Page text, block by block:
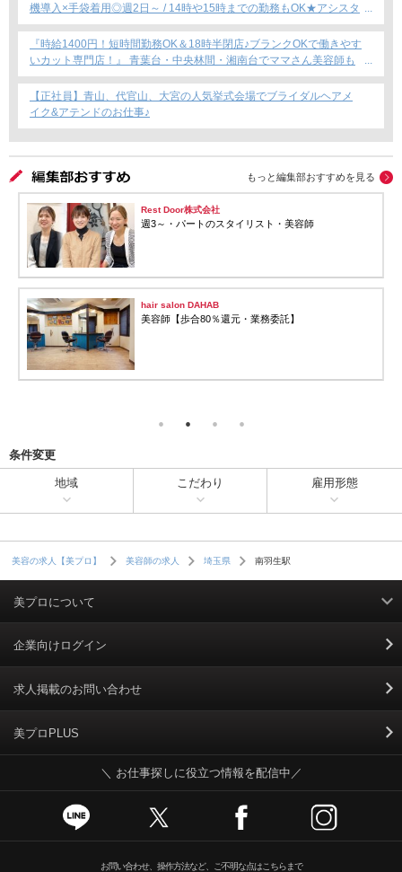
機導入×手袋着用◎週2日～ / 14時や15時までの勤務もOK★アシスタ
ント専任募集★
『時給1400円！短時間勤務OK＆18時半閉店♪ブランクOKで働きやす
いカット専門店！』 青葉台・中央林間・湘南台でママさん美容師も
安心のサロン募集！
【正社員】青山、代官山、大宮の人気挙式会場でブライダルヘアメ
イク&アテンドのお仕事♪
もっと編集部おすすめを見る
Rest Door株式会社
週3～・パートのスタイリスト・美容師
hair salon DAHAB
美容師【歩合80％還元・業務委託】
条件変更
地域 こだわり 雇用形態
美容の求人【美プロ】 美容師の求人 埼玉県 南羽生駅
美プロについて
利用規約
掲載規約
個人情報保護ポリシー
個人情報のお取り扱いについて
Cookieポリシー
企業向けログイン
求人掲載のお問い合わせ
美プロPLUS
＼ お仕事探しに役立つ情報を配信中／
お問い合わせ、操作方法など、ご不明な点はこちらまで